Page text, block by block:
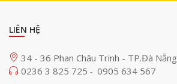
LIÊN HỆ
34 - 36 Phan Châu Trinh - TP.Đà Nẵng
0236 3 825 725 - 0905 634 567